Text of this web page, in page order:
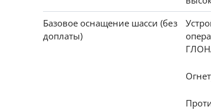
Базовое оснащение шасси (без
доплаты)